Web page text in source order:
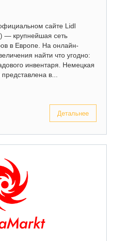
сайте Lidl
— крупнейшая сеть
в Европе. На онлайн-
найти что угодно:
инвентаря. Немецкая
в...
Детальнее